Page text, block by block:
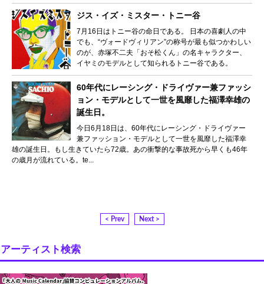
ジス・イズ・ミスター・トニー谷
7月16日はトニー谷の命日である。 日本の喜劇人の中
でも、“ヴォードヴィリアン”の称号が最も似つかわしい
のが、赤塚不二夫「おそ松くん」の名キャラクター、
イヤミのモデルとして知られるトニー谷である。
60年代にレーシング・ドライヴァー兼ファッシ
ョン・モデルとして一世を風靡した福澤幸雄の
誕生日。
今日6月18日は、60年代にレーシング・ドライヴァー
兼ファッション・モデルとして一世を風靡した福澤幸
雄の誕生日。もし生きていたら72歳。あの衝撃的な事故死から早くも46年
の歳月が流れている。te...
< Prev Next >
アーティスト検索